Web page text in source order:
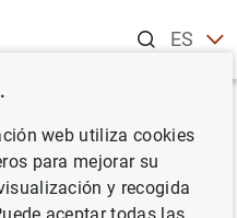
ESEN
of R&D and
web utiliza cookies
para mejorar su
y recogida